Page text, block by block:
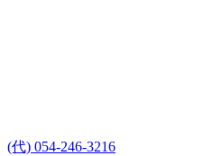
(代) 054-246-3216